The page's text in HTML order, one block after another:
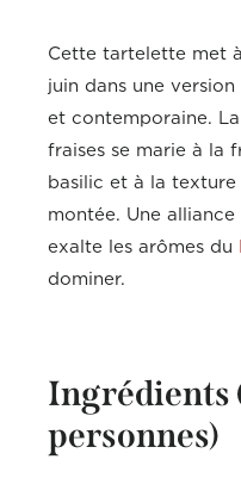
Cette tartelette met
juin dans une
et contemporaine.
fraises se marie à la
basilic et à la texture
montée. Une
exalte les arômes du
dominer.
Ingrédients
personnes)